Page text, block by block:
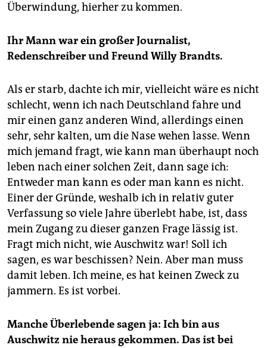
Überwindung, hierher zu kommen.
Ihr Mann war ein großer Journalist,
Redenschreiber und Freund Willy Brandts.
Als er starb, dachte ich mir, vielleicht wäre es nicht
schlecht, wenn ich nach Deutschland fahre und
mir einen ganz anderen Wind, allerdings einen
sehr, sehr kalten, um die Nase wehen lasse. Wenn
mich jemand fragt, wie kann man überhaupt noch
leben nach einer solchen Zeit, dann sage ich:
Entweder man kann es oder man kann es nicht.
Einer der Gründe, weshalb ich in relativ guter
Verfassung so viele Jahre überlebt habe, ist, dass
mein Zugang zu dieser ganzen Frage lässig ist.
Fragt mich nicht, wie Auschwitz war! Soll ich
sagen, es war beschissen? Nein. Aber man muss
damit leben. Ich meine, es hat keinen Zweck zu
jammern. Es ist vorbei.
Manche Überlebende sagen ja: Ich bin aus
Auschwitz nie heraus gekommen. Das ist bei